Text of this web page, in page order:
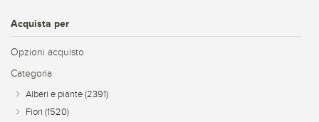
Acquista per
Opzioni acquisto
Categoria
Alberi e piante (2391)
Fiori (1520)